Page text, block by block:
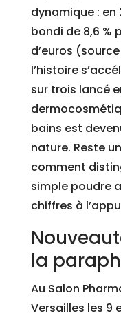
dynamique :
bondi de 8,6 %
d’euros
l’histoire
sur trois lancé
bains est
nature. Reste
comment
simple poudre
chiffres à
la
Au Salon
Versailles les 9